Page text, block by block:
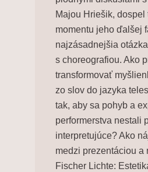
Majou Hriešik, dospel
momentu jeho ďalšej
najzásadnejšia
s choreografiou. Ako
transformovať
zo slov do jazyka
tak, aby sa pohyb a
performerstva nestali
interpretujúce? Ako
medzi prezentáciou a
Fischer Lichte: